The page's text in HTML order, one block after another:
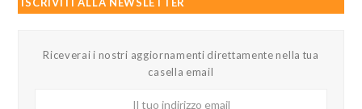
ISCRIVITI ALLA NEWSLETTER
Riceverai i nostri aggiornamenti direttamente nella tua
casella email